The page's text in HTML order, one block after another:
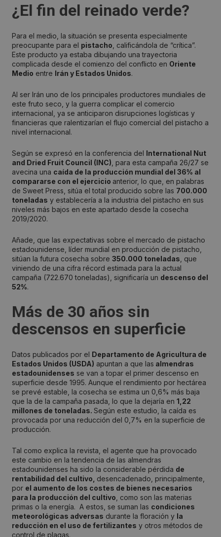
¿El fin del reinado verde?
Para el medio, la situación se presenta especialmente
preocupante para el pistacho, calificándola de “crítica”.
Este producto ya estaba dibujando una trayectoria
complicada desde el comienzo del conflicto en Oriente
Medio entre Irán y Estados Unidos.
Al ser Irán uno de los principales productores mundiales de
este fruto seco, y la guerra complicar el comercio
internacional, ya se anticiparon disrupciones logísticas y
financieras que ralentizarían el flujo comercial del pistacho a
nivel internacional.
Según se expresó en la conferencia del
International Nut
and Dried Fruit Council (INC), para esta campaña 26/27 se
avecina una caída de la producción mundial del 36% al
compararse con el ejercicio anterior, lo que, en palabras
de Sweet Press, sitúa el total producido sobre las 700.000
toneladas y establecería a la industria del pistacho en sus
niveles más bajos en este apartado desde la cosecha
2019/2020.
Añade, que las expectativas sobre el mercado de pistacho
estadounidense, líder mundial en producción de pistacho,
sitúan la futura cosecha sobre 350.000 toneladas, que
viniendo de una cifra récord estimada para la actual
campaña (722.670 toneladas), significaría un descenso del
52%.
Más de 30 años sin
descensos en superficie
Datos publicados por el
Departamento de Agricultura de
Estados Unidos (USDA) apuntan a que las almendras
estadounidenses se van a topar el primer descenso en
superficie desde 1995. Aunque el rendimiento por hectárea
se prevé estable, la cosecha se estima un 0,6% más baja
que la de la campaña pasada, lo que la dejaría en 1,22
millones de toneladas. Según este estudio, la caída es
provocada por una reducción del 0,7% en la superficie de
producción.
Tal como explica la revista, el agente que ha provocado
este cambio en la tendencia de las almendras
estadounidenses ha sido la considerable pérdida de
rentabilidad del cultivo, desencadenado, principalmente,
por el aumento de los costes de bienes necesarios
para la producción del cultivo, como son las materias
primas o la energía. A estos, se suman las condiciones
meteorológicas adversas durante la floración y la
reducción en el uso de fertilizantes y otros métodos de
control de plagas.